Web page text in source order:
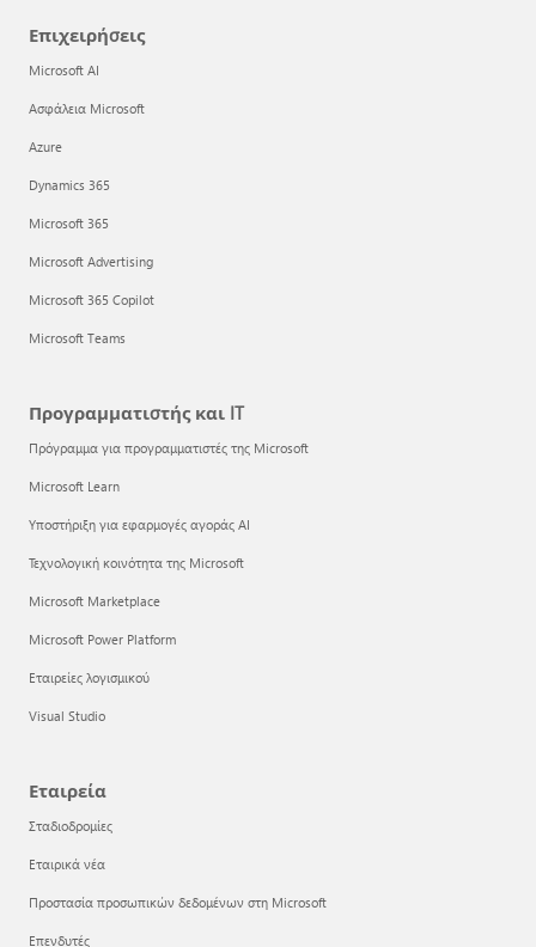
Επιχειρήσεις
Microsoft AI
Ασφάλεια Microsoft
Azure
Dynamics 365
Microsoft 365
Microsoft Advertising
Microsoft 365 Copilot
Microsoft Teams
Προγραμματιστής και IT
Πρόγραμμα για προγραμματιστές της Microsoft
Microsoft Learn
Υποστήριξη για εφαρμογές αγοράς AI
Τεχνολογική κοινότητα της Microsoft
Microsoft Marketplace
Microsoft Power Platform
Εταιρείες λογισμικού
Visual Studio
Εταιρεία
Σταδιοδρομίες
Εταιρικά νέα
Προστασία προσωπικών δεδομένων στη Microsoft
Επενδυτές